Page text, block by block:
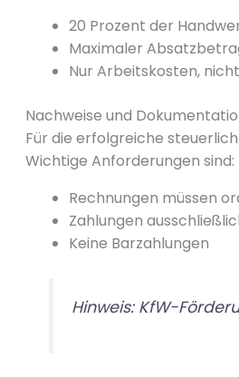
20 Prozent der
Maximaler
Nur Arbeitskosten,
Nachweise und
Für die erfolgreiche
Wichtige Anforderungen sind:
Rechnungen müssen
Zahlungen
Keine Barzahlungen
Hinweis: KfW-